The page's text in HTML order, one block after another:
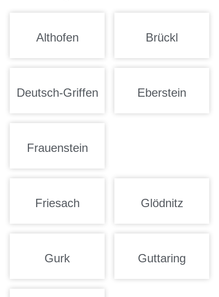
Althofen Brückl
Deutsch-Griffen Eberstein
Frauenstein
Friesach Glödnitz
Gurk Guttaring